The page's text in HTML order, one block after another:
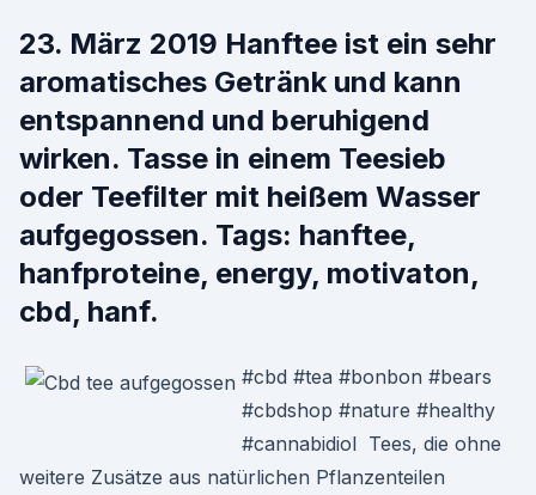
23. März 2019 Hanftee ist ein sehr
aromatisches Getränk und kann
entspannend und beruhigend
wirken. Tasse in einem Teesieb
oder Teefilter mit heißem Wasser
aufgegossen. Tags: hanftee,
hanfproteine, energy, motivaton,
cbd, hanf.
#cbd #tea #bonbon #bears
#cbdshop #nature #healthy
#cannabidiol Tees, die ohne
weitere Zusätze aus natürlichen Pflanzenteilen